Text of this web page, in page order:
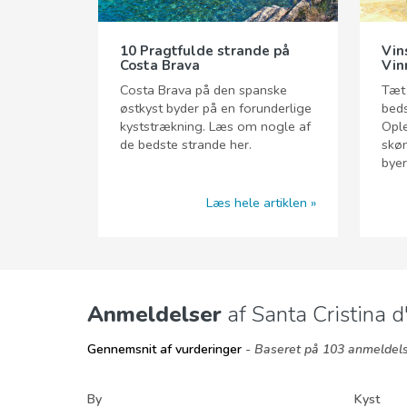
10 Pragtfulde strande på
Costa Brava
Costa Brava på den spanske
østkyst byder på en forunderlige
kyststrækning. Læs om nogle af
de bedste strande her.
Tæt
Læs hele artiklen
Anmeldelser af Santa Cristina
Gennemsnit af vurderinger - Baseret på 103
By Kyst